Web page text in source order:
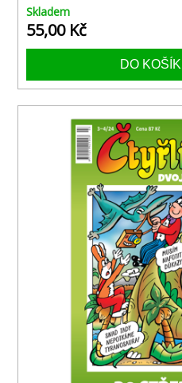
Skladem
55,00 Kč